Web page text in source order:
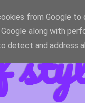
from Google to
along with
detect and address